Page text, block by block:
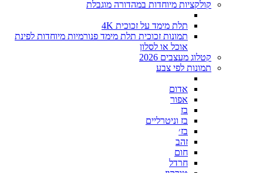
קולקציות מיוחדות במהדורה מוגבלת
תלת מימד על זכוכית 4K
תמונות זכוכית תלת מימד פנורמיות מיוחדות לפינת
אוכל או לסלון
קטלוג מעצבים 2026
תמונות לפי צבע
אדום
אפור
בז
בז וניטרליים
בז׳
זהב
חום
חרדל